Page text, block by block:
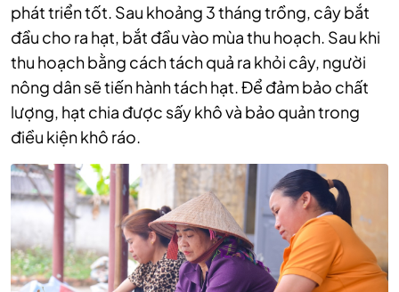
phát triển tốt. Sau khoảng 3 tháng trồng, cây bắt
đầu cho ra hạt, bắt đầu vào mùa thu hoạch. Sau khi
thu hoạch bằng cách tách quả ra khỏi cây, người
nông dân sẽ tiến hành tách hạt. Để đảm bảo chất
lượng, hạt chia được sấy khô và bảo quản trong
điều kiện khô ráo.